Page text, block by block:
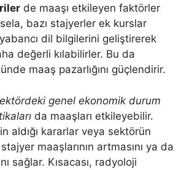
de maaşı etkileyen faktörler
bazı stajyerler ek kurslar
dil bilgilerini geliştirerek
değerli kılabilirler. Bu da
maaş pazarlığını güçlendirir.
genel ekonomik durum
da maaşları etkileyebilir.
aldığı kararlar veya sektörün
maaşlarının artmasını ya da
sağlar. Kısacası, radyoloji